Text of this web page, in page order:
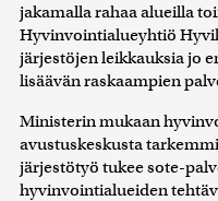
jakamalla rahaa alueilla
Hyvinvointialueyhtiö
järjestöjen leikkauksia jo
lisäävän raskaampien
Ministerin mukaan
avustuskeskusta
järjestötyö tukee sote-
hyvinvointialueiden